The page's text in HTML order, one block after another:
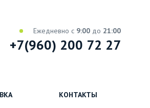
Ежедневно с 9:00 до 21:00
+7(960) 200 72 27
КОНТАКТЫ